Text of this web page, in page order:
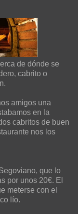
de dónde se
cabrito o
amigos una
en la
cabritos de buen
nos los
que lo
por unos 20€. El
meterse con el
lío.